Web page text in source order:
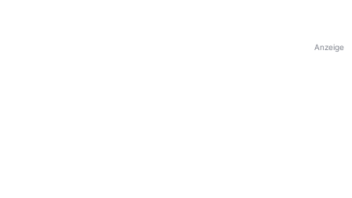
Anzeige